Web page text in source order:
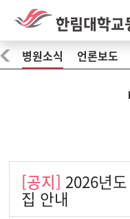
병원소식 언론보도
[공지]
2026년
집 안내